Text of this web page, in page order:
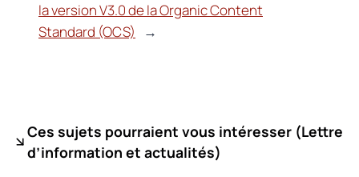
la version V3.0 de la Organic Content
Standard (OCS)
→
Ces sujets pourraient vous intéresser (Lettre
d’information et actualités)